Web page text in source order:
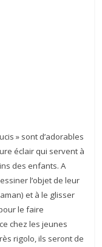
» sont d’adorables
éclair qui servent à
des enfants. A
l’objet de leur
et à le glisser
le faire
chez les jeunes
rigolo, ils seront de